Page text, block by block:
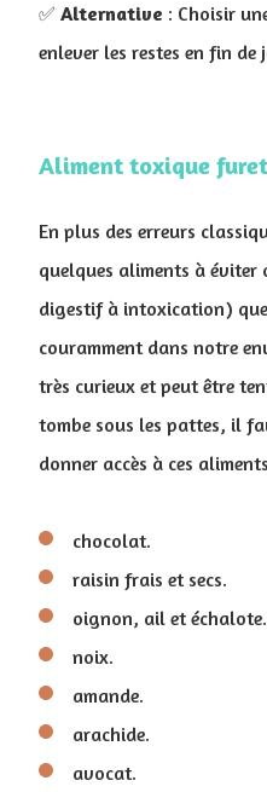
✅ Alternative : Choisir
enlever les restes en fin de
Aliment toxique furet
En plus des erreurs
quelques aliments à
digestif à intoxication)
couramment dans notre
très curieux et peut être
tombe sous les pattes, il
donner accès à ces
chocolat.
raisin frais et secs.
oignon, ail et échalote.
noix.
amande.
arachide.
avocat.